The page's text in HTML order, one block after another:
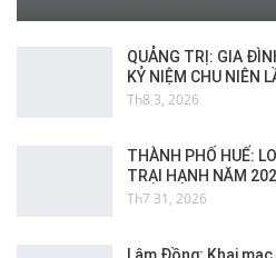
QUẢNG TRỊ: GIA
KỶ NIỆM CHU NIÊN
Th8 3, 2026
THÀNH PHỐ HUẾ:
TRẠI HẠNH NĂM
Th7 31, 2026
Lâm Đồng: Khai